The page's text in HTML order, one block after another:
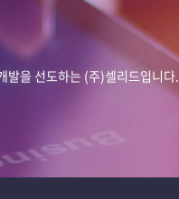
발을 선도하는 (주)셀리드입니다.